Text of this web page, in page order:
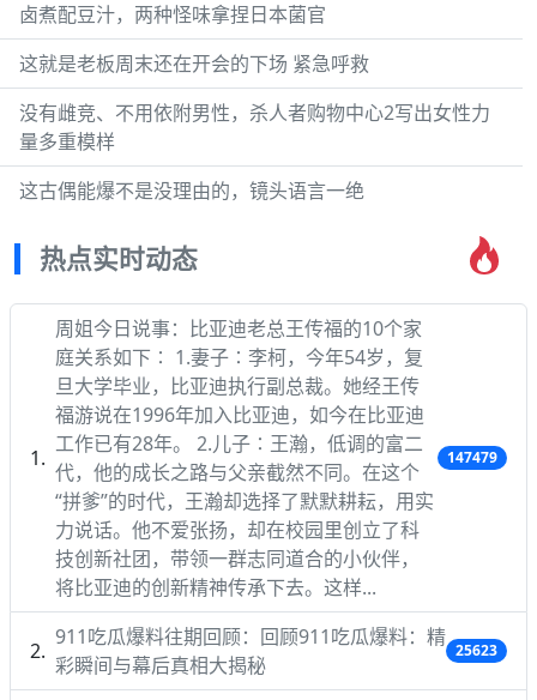
卤煮配豆汁，两种怪味拿捏日本菌官
这就是老板周末还在开会的下场 紧急呼救
没有雌竞、不用依附男性，杀人者购物中心2写出女性力
量多重模样
这古偶能爆不是没理由的，镜头语言一绝
热点实时动态
周姐今日说事：比亚迪老总王传福的10个家
庭关系如下∶ 1.妻子∶李柯，今年54岁，复
旦大学毕业，比亚迪执行副总裁。她经王传
福游说在1996年加入比亚迪，如今在比亚迪
工作已有28年。 2.儿子∶王瀚，低调的富二
代，他的成长之路与父亲截然不同。在这个
“拼爹”的时代，王瀚却选择了默默耕耘，用实
力说话。他不爱张扬，却在校园里创立了科
技创新社团，带领一群志同道合的小伙伴，
将比亚迪的创新精神传承下去。这样...
147479
911吃瓜爆料往期回顾：回顾911吃瓜爆料：精
彩瞬间与幕后真相大揭秘
25623